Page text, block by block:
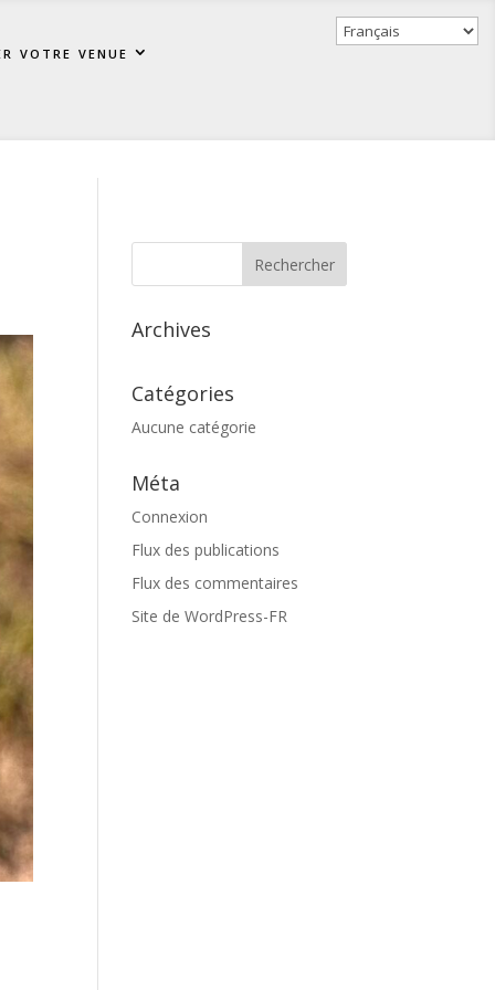
votre venue
Archives
Catégories
Aucune catégorie
Méta
Connexion
Flux des publications
Flux des commentaires
Site de WordPress-FR